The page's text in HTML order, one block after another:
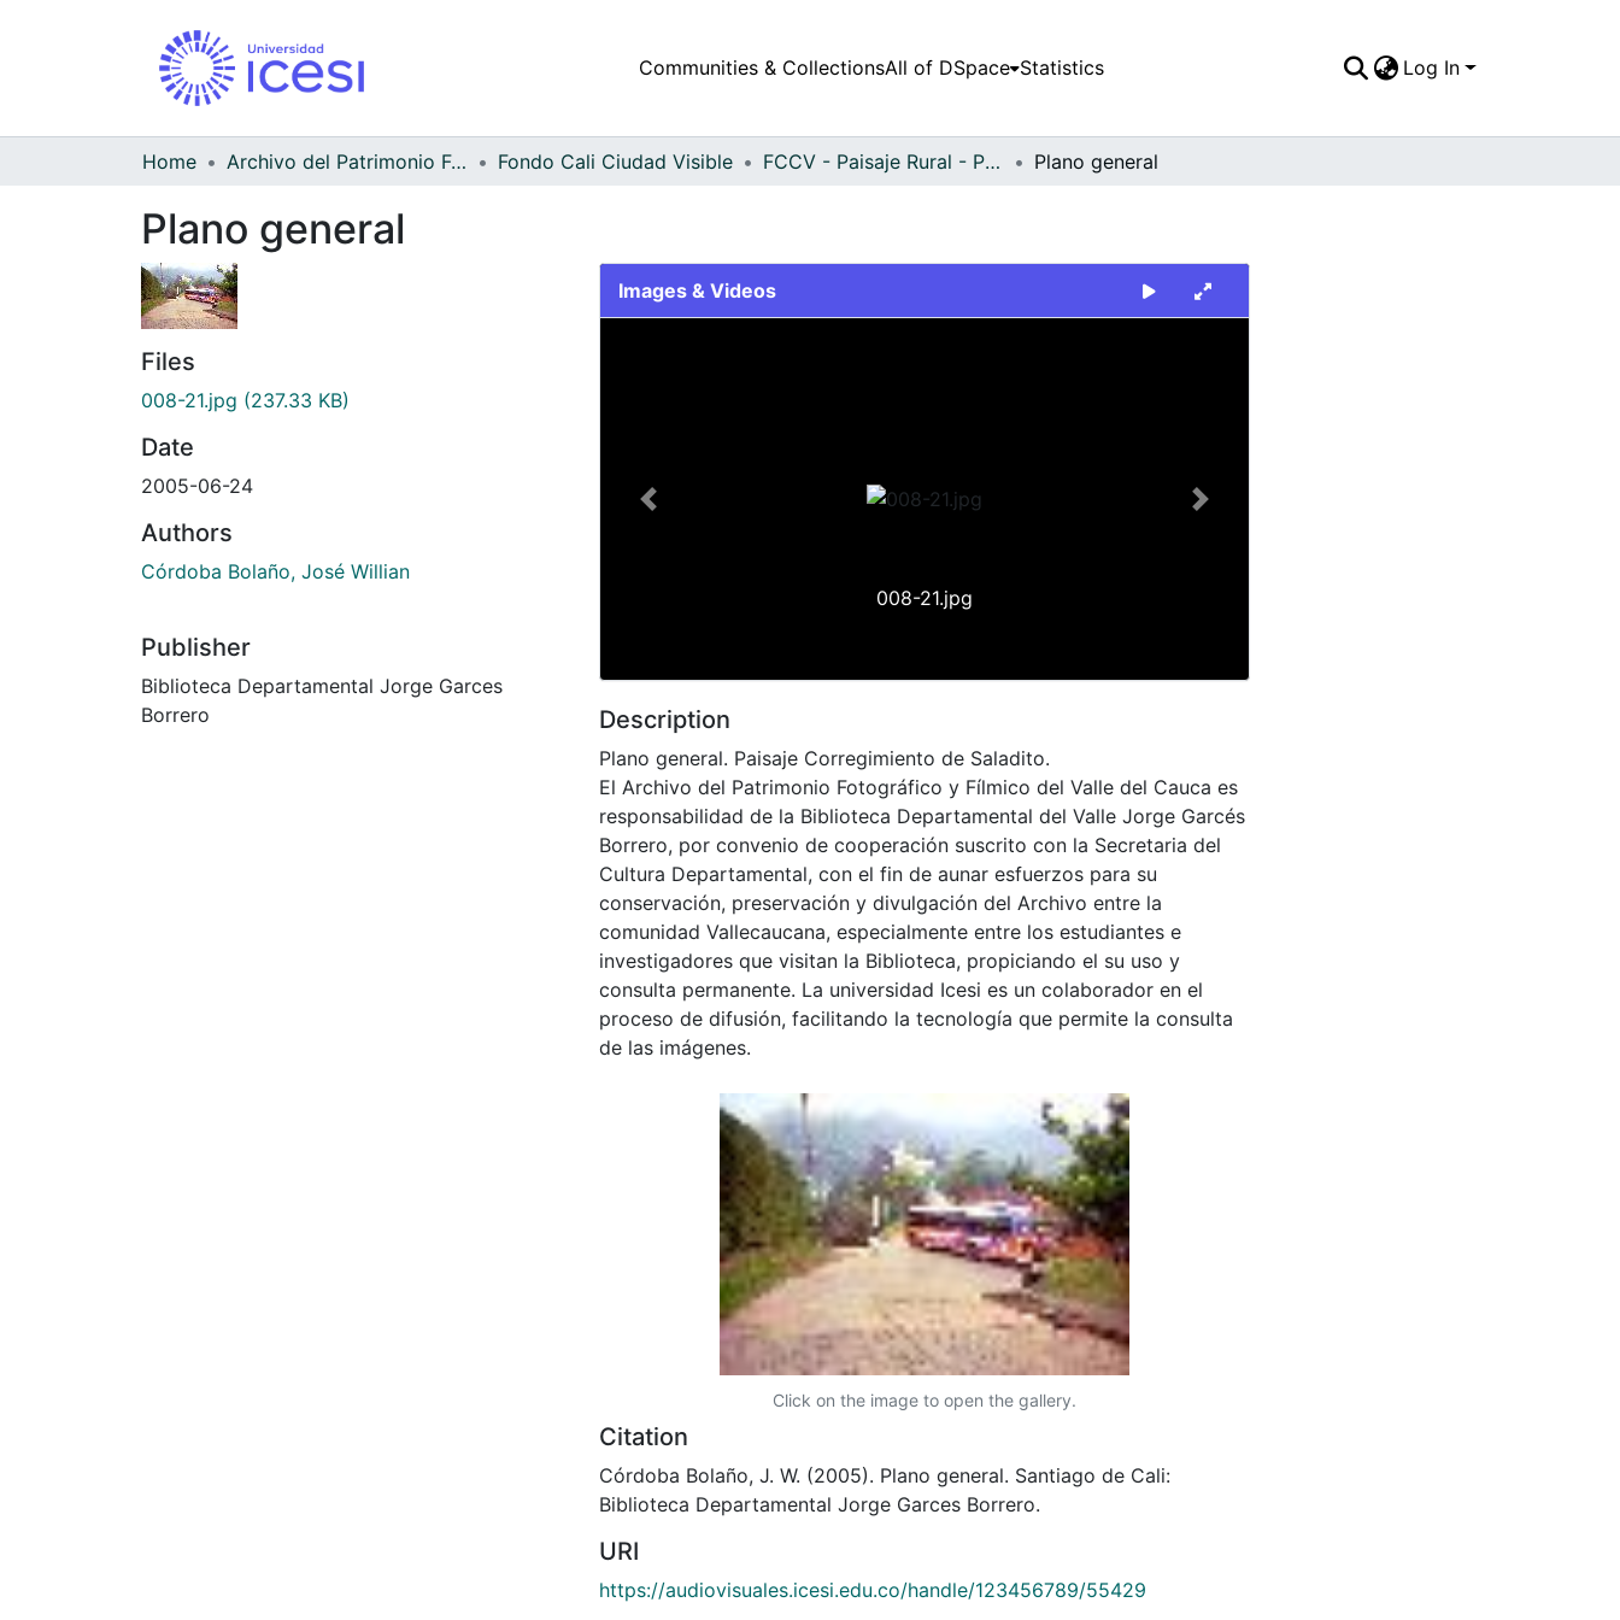
Communities & CollectionsAll of DSpace Statistics Log In
Home Archivo del Patrimonio Fotográfico y Fílmico del Valle del Cauca Fondo Cali Ciudad Visible FCCV - Paisaje Rural - Patrimonial Plano general
Plano general
Files
008-21.jpg (237.33 KB)
Date
2005-06-24
Authors
Córdoba Bolaño, José Willian
Publisher
Biblioteca Departamental Jorge Garces
Borrero
Images & Videos
008-21.jpg
Previous Next
Description
Plano general. Paisaje Corregimiento de Saladito.
El Archivo del Patrimonio Fotográfico y Fílmico del Valle del Cauca es
responsabilidad de la Biblioteca Departamental del Valle Jorge Garcés
Borrero, por convenio de cooperación suscrito con la Secretaria del
Cultura Departamental, con el fin de aunar esfuerzos para su
conservación, preservación y divulgación del Archivo entre la
comunidad Vallecaucana, especialmente entre los estudiantes e
investigadores que visitan la Biblioteca, propiciando el su uso y
consulta permanente. La universidad Icesi es un colaborador en el
proceso de difusión, facilitando la tecnología que permite la consulta
de las imágenes.
Click on the image to open the gallery.
Citation
Córdoba Bolaño, J. W. (2005). Plano general. Santiago de Cali:
Biblioteca Departamental Jorge Garces Borrero.
URI
https://audiovisuales.icesi.edu.co/handle/123456789/55429